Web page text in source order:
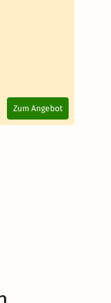
Zum Angebot